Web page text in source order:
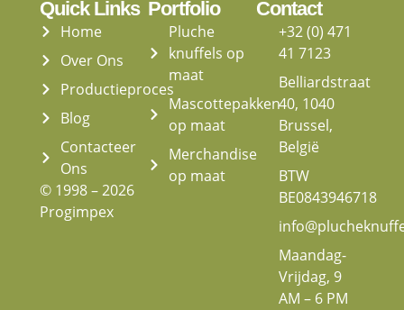
Quick Links
Home
Over Ons
Productieproces
Blog
Contacteer
Ons
© 1998 – 2026
Progimpex
Portfolio
Pluche
knuffels op
maat
Mascottepakken
op maat
Merchandise
op maat
Contact
+32 (0) 471
41 7123
Belliardstraat
40, 1040
Brussel,
België
BTW
BE0843946718
Maandag-
Vrijdag, 9
AM – 6 PM